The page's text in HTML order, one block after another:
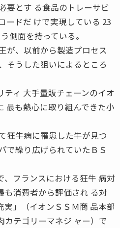
要とす る食品のトレーサビ
ードだ けで実現している 23
側面を持っている。
が、以前から製造プロセス
そうした狙いによるところ
ィ 大手量販チェーンのイオ
最も熱心に取り組んできた小
狂牛病に罹患した牛が見つ
で繰り広げられていたＢＳ
、フランスにおける狂牛 病対
も消費者から評価され る対
」（イオンＳＳＭ商 品本部
カテゴリーマネジ ャー）で